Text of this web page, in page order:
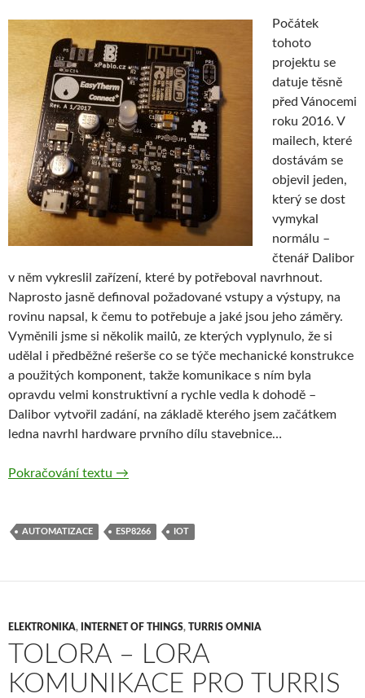
Počátek
tohoto
projektu se
datuje těsně
před Vánocemi
roku 2016. V
mailech, které
dostávám se
objevil jeden,
který se dost
vymykal
normálu –
čtenář Dalibor
v něm vykreslil zařízení, které by potřeboval navrhnout.
Naprosto jasně definoval požadované vstupy a výstupy, na
rovinu napsal, k čemu to potřebuje a jaké jsou jeho záměry.
Vyměnili jsme si několik mailů, ze kterých vyplynulo, že si
udělal i předběžné rešerše co se týče mechanické konstrukce
a použitých komponent, takže komunikace s ním byla
opravdu velmi konstruktivní a rychle vedla k dohodě –
Dalibor vytvořil zadání, na základě kterého jsem začátkem
ledna navrhl hardware prvního dílu stavebnice…
Pokračování textu Malá domácí automatizace s ESP8266,
→
AUTOMATIZACE ESP8266 IOT
ELEKTRONIKA, INTERNET OF THINGS, TURRIS OMNIA
TOLORA – LORA
KOMUNIKACE PRO TURRIS